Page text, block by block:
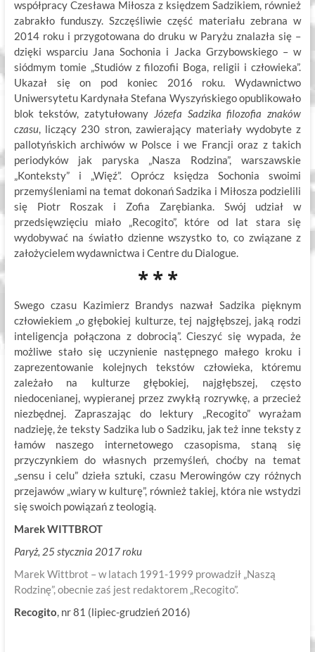
współpracy Czesława Miłosza z księdzem Sadzikiem, również
zabrakło funduszy. Szczęśliwie część materiału zebrana w
2014 roku i przygotowana do druku w Paryżu znalazła się –
dzięki wsparciu Jana Sochonia i Jacka Grzybowskiego – w
siódmym tomie „Studiów z filozofii Boga, religii i człowieka”.
Ukazał się on pod koniec 2016 roku. Wydawnictwo
Uniwersytetu Kardynała Stefana Wyszyńskiego opublikowało
blok tekstów, zatytułowany Józefa Sadzika filozofia znaków
czasu, liczący 230 stron, zawierający materiały wydobyte z
pallotyńskich archiwów w Polsce i we Francji oraz z takich
periodyków jak paryska „Nasza Rodzina”, warszawskie
„Konteksty” i „Więź”. Oprócz księdza Sochonia swoimi
przemyśleniami na temat dokonań Sadzika i Miłosza podzielili
się Piotr Roszak i Zofia Zarębianka. Swój udział w
przedsięwzięciu miało „Recogito”, które od lat stara się
wydobywać na światło dzienne wszystko to, co związane z
założycielem wydawnictwa i Centre du Dialogue.
* * *
Swego czasu Kazimierz Brandys nazwał Sadzika pięknym
człowiekiem „o głębokiej kulturze, tej najgłębszej, jaką rodzi
inteligencja połączona z dobrocią”. Cieszyć się wypada, że
możliwe stało się uczynienie następnego małego kroku i
zaprezentowanie kolejnych tekstów człowieka, któremu
zależało na kulturze głębokiej, najgłębszej, często
niedocenianej, wypieranej przez zwykłą rozrywkę, a przecież
niezbędnej. Zapraszając do lektury „Recogito” wyrażam
nadzieję, że teksty Sadzika lub o Sadziku, jak też inne teksty z
łamów naszego internetowego czasopisma, staną się
przyczynkiem do własnych przemyśleń, choćby na temat
„sensu i celu” dzieła sztuki, czasu Merowingów czy różnych
przejawów „wiary w kulturę”, również takiej, która nie wstydzi
się swoich powiązań z teologią.
Marek WITTBROT
Paryż, 25 stycznia 2017 roku
Marek Wittbrot – w latach 1991-1999 prowadził „Naszą
Rodzinę”, obecnie zaś jest redaktorem „Recogito”.
Recogito, nr 81 (lipiec-grudzień 2016)